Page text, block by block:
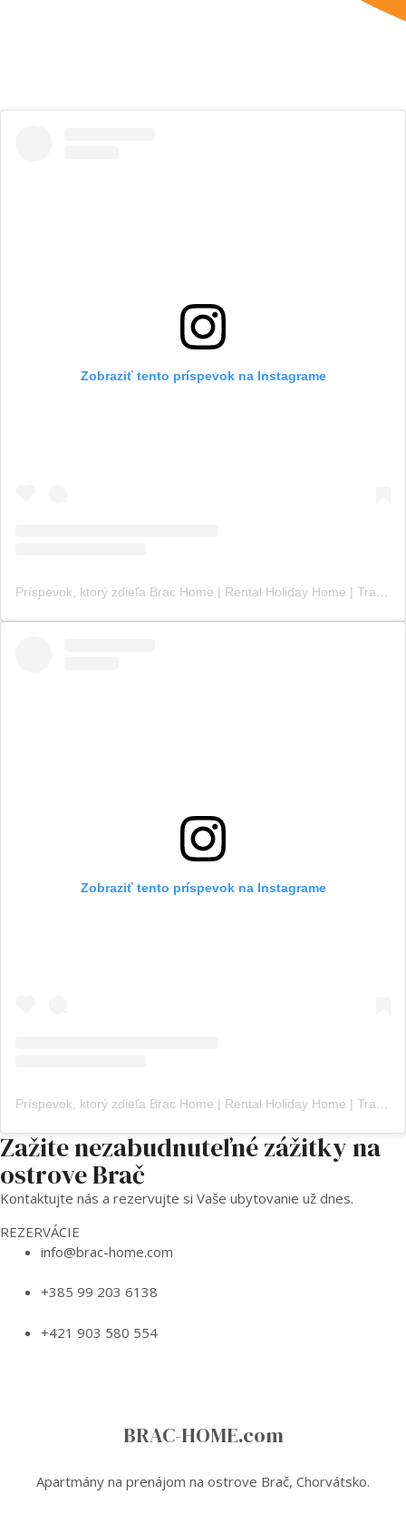
Zobraziť tento príspevok na Instagrame
Príspevok, ktorý zdieľa Brac Home | Rental Holiday Home | Travel Guide (@croatia_brac_home)
Zobraziť tento príspevok na Instagrame
Príspevok, ktorý zdieľa Brac Home | Rental Holiday Home | Travel Guide (@croatia_brac_home)
Zažite nezabudnuteľné zážitky na
ostrove Brač
Kontaktujte nás a rezervujte si Vaše ubytovanie už dnes.
REZERVÁCIE
info@brac-home.com
+385 99 203 6138
+421 903 580 554
BRAC-HOME.com
Apartmány na prenájom na ostrove Brač, Chorvátsko.